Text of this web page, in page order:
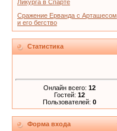
Ликурга в Спарте
Сражение Ерванда с Арташесом
и его бегство
Статистика
Онлайн всего: 12
Гостей: 12
Пользователей: 0
Форма входа